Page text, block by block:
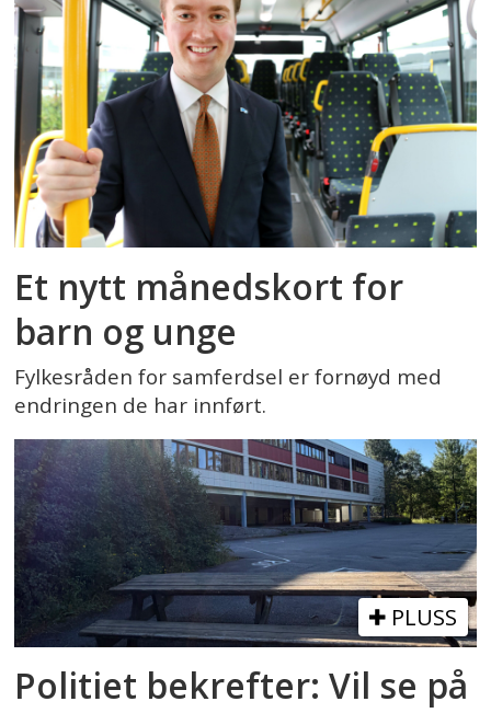
Et nytt månedskort for
barn og unge
Fylkesråden for samferdsel er fornøyd med
endringen de har innført.
PLUSS
Politiet bekrefter: Vil se på